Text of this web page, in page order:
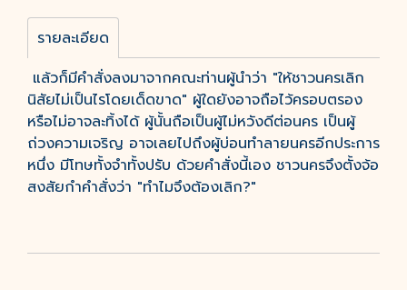
รายละเอียด
แล้วก็มีคำสั่งลงมาจากคณะท่านผู้นำว่า "ให้ชาวนครเลิก
นิสัยไม่เป็นไรโดยเด็ดขาด" ผู้ใดยังอาจถือไว้ครอบตรอง
หรือไม่อาจละทิ้งได้ ผู้นั้นถือเป็นผู้ไม่หวังดีต่อนคร เป็นผู้
ถ่วงความเจริญ อาจเลยไปถึงผู้บ่อนทำลายนครอีกประการ
หนึ่ง มีโทษทั้งจำทั้งปรับ ด้วยคำสั่งนี้เอง ชาวนครจึงตั้งจ้อ
สงสัยกำคำสั่งว่า "ทำไมจึงต้องเลิก?"